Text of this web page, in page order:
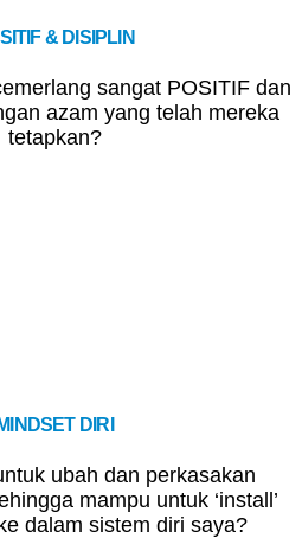
& DISIPLIN
sangat POSITIF dan
azam yang telah mereka
tetapkan?
MINDSET DIRI
ubah dan perkasakan
mampu untuk ‘install’
dalam sistem diri saya?